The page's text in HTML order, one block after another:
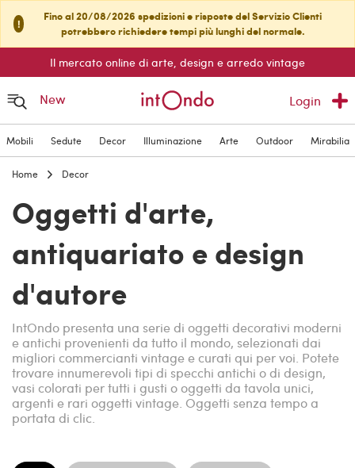
!
Fino al 20/08/2026 spedizioni e risposte del Servizio Clienti
potrebbero richiedere tempi più lunghi del normale.
Il mercato online di arte, design e arredo vintage
New Login
Mobili Sedute Decor Illuminazione Arte Outdoor Mirabilia
Home Decor
Oggetti d'arte,
antiquariato e design
d'autore
IntOndo presenta una serie di oggetti decorativi moderni
e antichi provenienti da tutto il mondo, selezionati dai
migliori commercianti vintage e curati qui per voi. Potete
trovare innumerevoli tipi di specchi antichi o di design,
vasi colorati per tutti i gusti o oggetti da tavola unici,
argenti e rari oggetti vintage. Oggetti senza tempo a
portata di clic.